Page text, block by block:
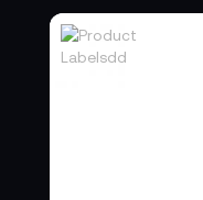
Zum
Ende
der
Zum
Anfang
der